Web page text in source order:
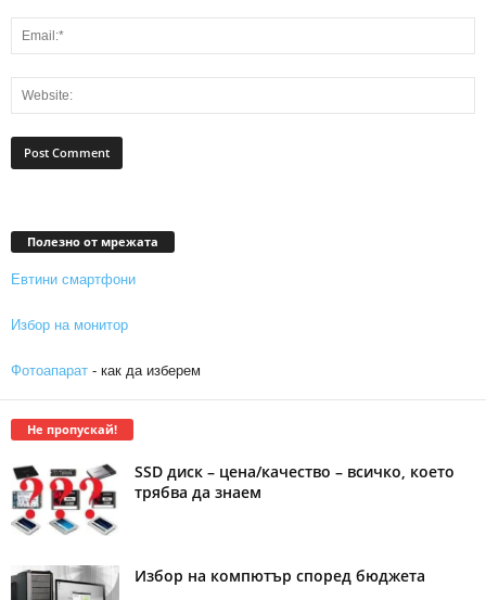
Полезно от мрежата
Евтини смартфони
Избор на монитор
Фотоапарат - как да изберем
Не пропускай!
SSD диск – цена/качество – всичко, което
трябва да знаем
Избор на компютър според бюджета